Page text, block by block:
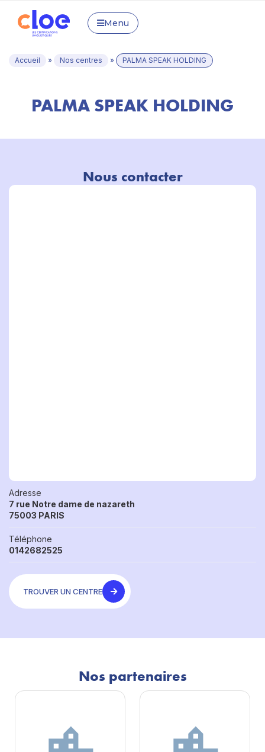
Menu
Accueil » Nos centres » PALMA SPEAK HOLDING
PALMA SPEAK HOLDING
Nous contacter
Adresse
7 rue Notre dame de nazareth
75003 PARIS
Téléphone
0142682525
TROUVER UN CENTRE
Nos partenaires